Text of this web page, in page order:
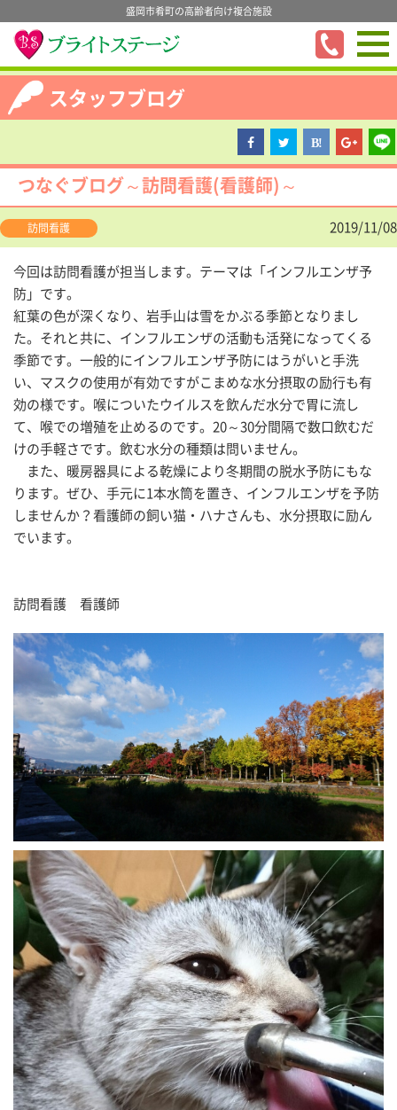
盛岡市肴町の高齢者向け複合施設
スタッフブログ
つなぐブログ～訪問看護(看護師)～
訪問看護 2019/11/08
今回は訪問看護が担当します。テーマは「インフルエンザ予
防」です。
紅葉の色が深くなり、岩手山は雪をかぶる季節となりまし
た。それと共に、インフルエンザの活動も活発になってくる
季節です。一般的にインフルエンザ予防にはうがいと手洗
い、マスクの使用が有効ですがこまめな水分摂取の励行も有
効の様です。喉についたウイルスを飲んだ水分で胃に流し
て、喉での増殖を止めるのです。20～30分間隔で数口飲むだ
けの手軽さです。飲む水分の種類は問いません。
また、暖房器具による乾燥により冬期間の脱水予防にもな
ります。ぜひ、手元に1本水筒を置き、インフルエンザを予防
しませんか？看護師の飼い猫・ハナさんも、水分摂取に励ん
でいます。
訪問看護 看護師